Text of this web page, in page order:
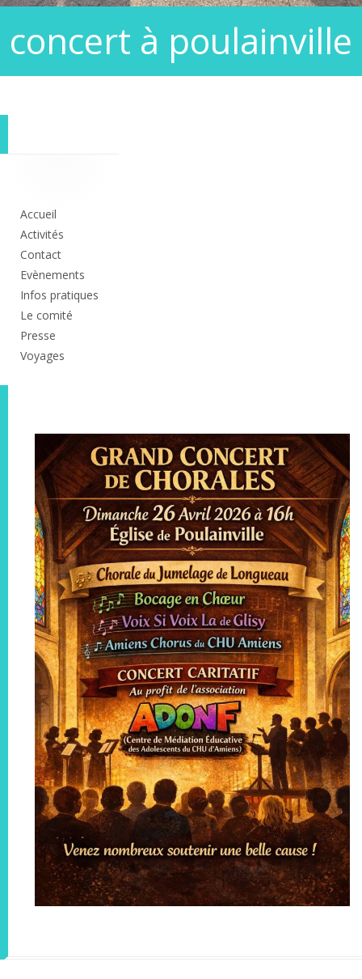
concert à poulainville
principale
Accueil
Activités
Contact
Evènements
Infos pratiques
Le comité
Presse
Voyages